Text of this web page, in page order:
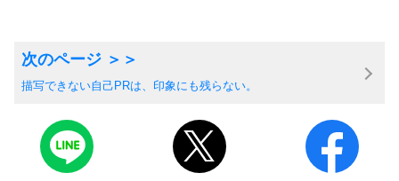
描写できない自己PRは、印象にも残らない。